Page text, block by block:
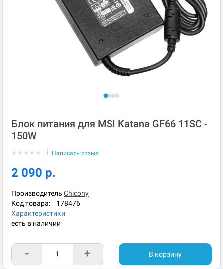
Блок питания для MSI Katana GF66 11SC -
150W
★ ★ ★ ★ ★ | Написать отзыв
2 090 р.
Производитель Chicony
Код товара: 178476
Характеристики
есть в наличии
- + В корзину